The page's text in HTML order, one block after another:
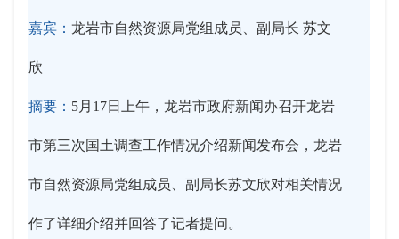
嘉宾： 龙岩市自然资源局党组成员、副局长 苏文
欣
摘要： 5月17日上午，龙岩市政府新闻办召开龙岩
市第三次国土调查工作情况介绍新闻发布会，龙岩
市自然资源局党组成员、副局长苏文欣对相关情况
作了详细介绍并回答了记者提问。